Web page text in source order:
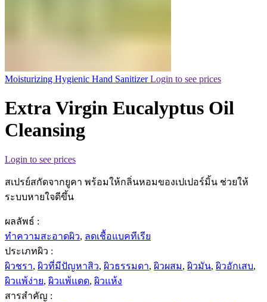
Moisturizing Hygienic Hand SanitizerLogin to see prices
Extra Virgin Eucalyptus Oil
Cleansing
Login to see prices
สเปรย์สกัดจากยูคา พร้อมให้กลิ่นหอมของเปเปอร์มิ้น ช่วยให้
ระบบหายใจดีขึ้น
ผลลัพธ์ :
ทำความสะอาดผิว, ลดเชื้อแบคทีเรีย
ประเภทผิว :
ผิวชรา, ผิวที่มีปัญหาสิว, ผิวธรรมดา, ผิวผสม, ผิวมัน, ผิวอักเสบ,
ผิวแพ้ง่าย, ผิวแพ้แดด, ผิวแห้ง
สารสำคัญ :